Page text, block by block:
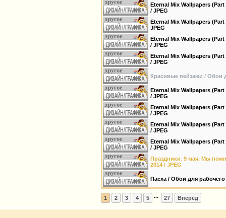
Eternal Mix Wallpapers
/ JPEG
Eternal Mix Wallpapers
JPEG
Eternal Mix Wallpapers
/ JPEG
Eternal Mix Wallpapers
/ JPEG
Красивые пейзажи / Обои
Eternal Mix Wallpapers
/ JPEG
Eternal Mix Wallpapers
/ JPEG
Eternal Mix Wallpapers
/ JPEG
Eternal Mix Wallpapers
/ JPEG
Праздники. 9 мая. Мы
2014 / JPEG
Пасха / Обои для рабочего
1 2 3 4 5 ... 27 Вперед